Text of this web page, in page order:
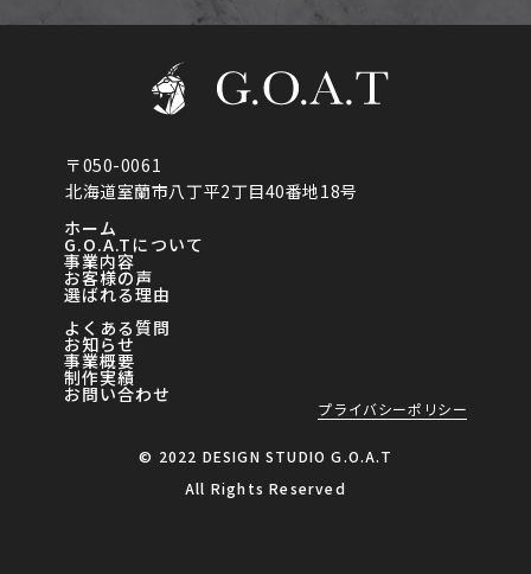
〒050-0061
北海道室蘭市八丁平2丁目40番地18号
ホーム
G.O.A.Tについて
事業内容
お客様の声
選ばれる理由
よくある質問
お知らせ
事業概要
制作実績
お問い合わせ
プライバシーポリシー
© 2022 DESIGN STUDIO G.O.A.T
All Rights Reserved